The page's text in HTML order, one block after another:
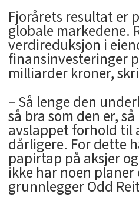
Fjorårets resultat er
globale markedene.
verdireduksjon i
finansinvesteringer
milliarder kroner,
– Så lenge den
så bra som den er,
avslappet forhold til
dårligere. For dette
papirtap på aksjer
ikke har noen planer
grunnlegger Odd